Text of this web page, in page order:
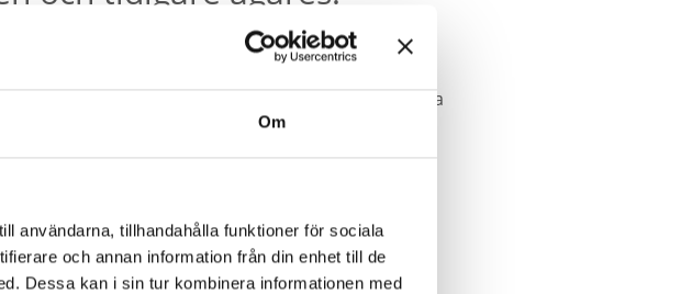
Om
användarna, tillhandahålla funktioner för sociala
och annan information från din enhet till de
Dessa kan i sin tur kombinera informationen med
MyToyota. Serviceuppgifterna läggs in i Toyotas
är kopplade till bilen, så om din bil haft andra